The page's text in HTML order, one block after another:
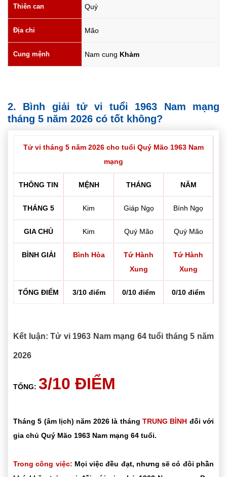
Thiên can Quý
Địa chi Mão
Cung mệnh Nam cung Khảm
2. Bình giải tử vi tuổi 1963 Nam mạng
tháng 5 năm 2026 có tốt không?
Tử vi tháng 5 năm 2026 cho tuổi Quý Mão 1963 Nam
mạng
THÔNG TIN MỆNH THÁNG NĂM
THÁNG 5 Kim Giáp Ngọ Bính Ngọ
GIA CHỦ Kim Quý Mão Quý Mão
BÌNH GIẢI Bình Hòa
Tứ Hành
Xung
Tứ Hành
Xung
TỔNG ĐIỂM 3/10 điểm 0/10 điểm 0/10 điểm
Kết luận: Tử vi 1963 Nam mạng 64 tuổi tháng 5 năm
2026
TỔNG: 3/10 ĐIỂM
Tháng 5 (âm lịch) năm 2026 là tháng TRUNG BÌNH đối với
gia chủ Quý Mão 1963 Nam mạng 64 tuổi.
Trong công việc: Mọi việc đều đạt, nhưng sẽ có đôi phần